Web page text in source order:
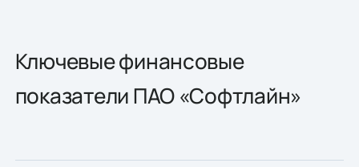
Ключевые финансовые
показатели ПАО «Софтлайн»